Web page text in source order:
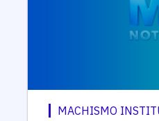
MACHISMO